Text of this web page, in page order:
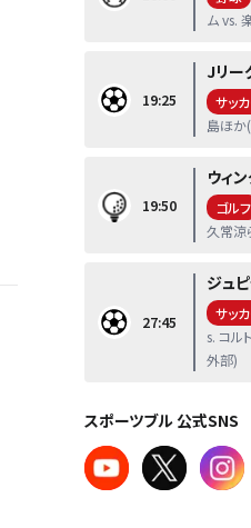
ム vs.
19:25
Jリー
サッ
島ほか
19:50
ウィ
ゴルフ
久常涼
27:45
ジュ
サッ
s. コル
外部)
スポーツブル 公式SNS